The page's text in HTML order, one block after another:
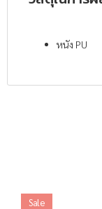
หนัง PU
Sale